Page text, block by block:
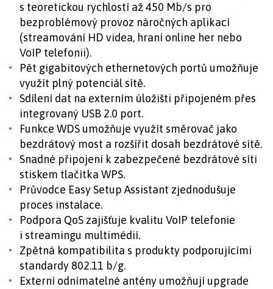
s teoretickou rychlostí až 450 Mb/s pro
bezproblémový provoz náročných aplikací
(streamování HD videa, hraní online her nebo
VoIP telefonii).
Pět gigabitových ethernetových portů umožňuje
využít plný potenciál sítě.
Sdílení dat na externím úložišti připojeném přes
integrovaný USB 2.0 port.
Funkce WDS umožňuje využít směrovač jako
bezdrátový most a rozšířit dosah bezdrátové sítě.
Snadné připojení k zabezpečené bezdrátové síti
stiskem tlačítka WPS.
Průvodce Easy Setup Assistant zjednodušuje
proces instalace.
Podpora QoS zajišťuje kvalitu VoIP telefonie
i streamingu multimédií.
Zpětná kompatibilita s produkty podporujícími
standardy 802.11 b/g.
Externí odnímatelné antény umožňují upgrade